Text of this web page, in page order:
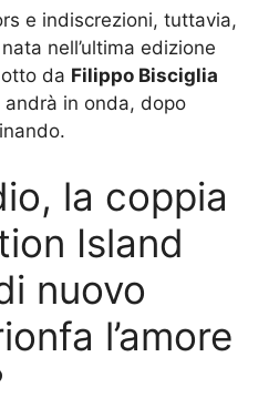
e indiscrezioni, tuttavia,
nell’ultima edizione
da Filippo Bisciglia
andrà in onda, dopo
la coppia
Island
nuovo
l’amore